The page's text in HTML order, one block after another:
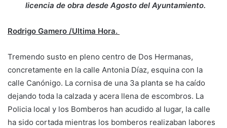
licencia de obra desde Agosto del Ayuntamiento.
Rodrigo Gamero /Ultima Hora.
Tremendo susto en pleno centro de Dos Hermanas,
concretamente en la calle Antonia Díaz, esquina con la
calle Canónigo. La cornisa de una 3a planta se ha caído
dejando toda la calzada y acera llena de escombros. La
Policia local y los Bomberos han acudido al lugar, la calle
ha sido cortada mientras los bomberos realizaban labores